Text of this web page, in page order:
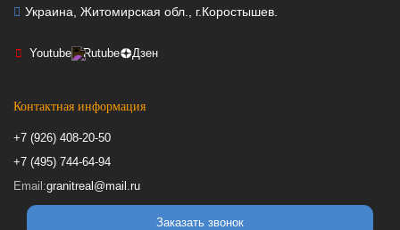
Украина, Житомирская обл., г.Коростышев.
Youtube Rutube Дзен
Контактная информация
+7 (926) 408-20-50
+7 (495) 744-64-94
Email:granitreal@mail.ru
Заказать звонок